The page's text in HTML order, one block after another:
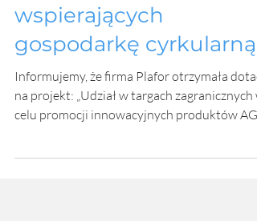
wspierających
gospodarkę cyrkularną
Informujemy, że firma Plafor otrzymała
na projekt: „Udział w targach zagranicznych w
celu promocji innowacyjnych produktów